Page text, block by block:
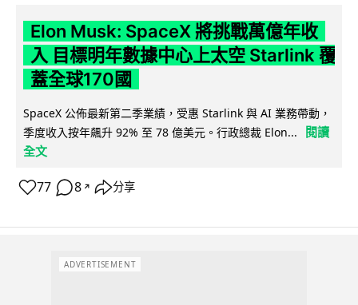
Elon Musk: SpaceX 將挑戰萬億年收
入 目標明年數據中心上太空 Starlink 覆
蓋全球170國
SpaceX 公佈最新第二季業績，受惠 Starlink 與 AI 業務帶動，
季度收入按年飆升 92% 至 78 億美元。行政總裁 Elon...
閱讀
全文
77 8 ↗ 分享
ADVERTISEMENT